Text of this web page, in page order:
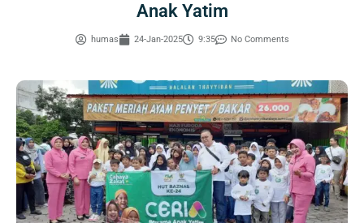
Anak Yatim
humas 24-Jan-2025 9:35 No Comments